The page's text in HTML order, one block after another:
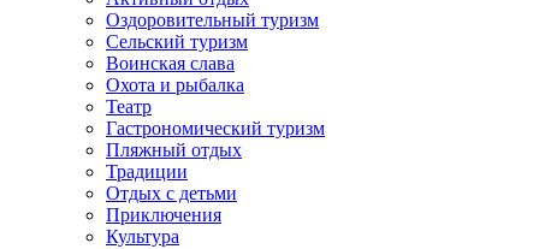
Оздоровительный туризм
Сельский туризм
Воинская слава
Охота и рыбалка
Театр
Гастрономический туризм
Пляжный отдых
Традиции
Отдых с детьми
Приключения
Культура